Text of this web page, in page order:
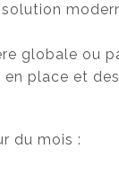
globale ou
place et
du mois :